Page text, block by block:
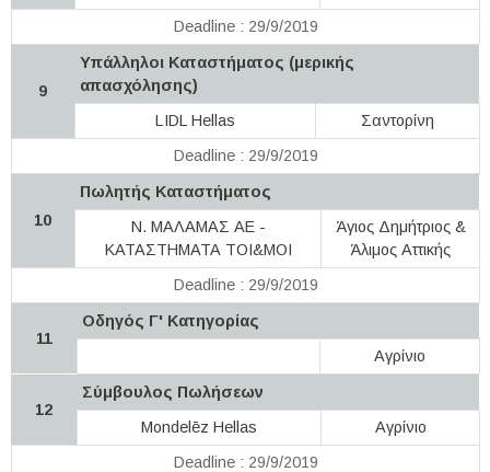
Deadline : 29/9/2019
9
Υπάλληλοι Καταστήματος (μερικής
απασχόλησης)
LIDL Hellas
Σαντορίνη
Deadline : 29/9/2019
10
Πωλητής Καταστήματος
Ν. ΜΑΛΑΜΑΣ ΑΕ -
ΚΑΤΑΣΤΗΜΑΤΑ TOI&MOI
Άγιος Δημήτριος &
Άλιμος Αττικής
Deadline : 29/9/2019
11
Οδηγός Γ' Κατηγορίας
Αγρίνιο
12
Σύμβουλος Πωλήσεων
Mondelēz Hellas
Αγρίνιο
Deadline : 29/9/2019